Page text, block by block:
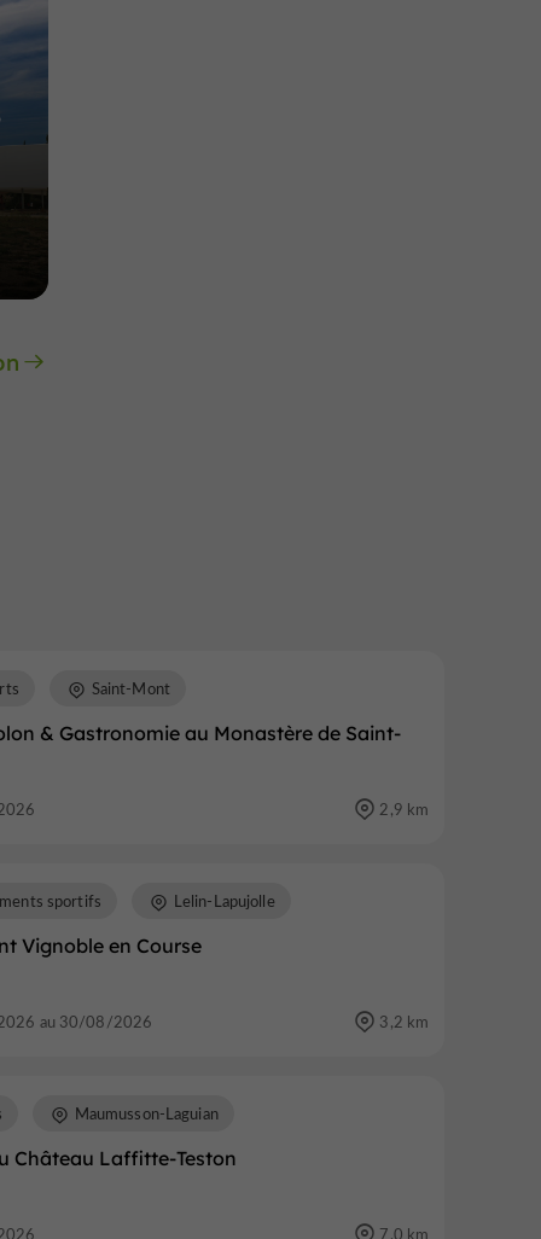
& Gastronomie au Monastère de Saint-
Saint-Mont
2,9 km
Vignoble en Course
sportifs Lelin-Lapujolle
au 30/08/2026 3,2 km
Château Laffitte-Teston
Maumusson-Laguian
7,0 km